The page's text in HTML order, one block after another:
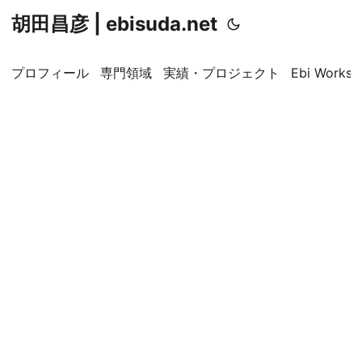
胡田昌彦 | ebisuda.net
プロフィール 専門領域 実績・プロジェクト Ebi